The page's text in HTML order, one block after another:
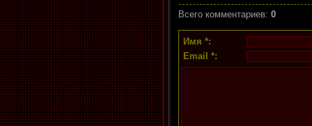
Всего комментариев: 0
Имя *:
Email *: